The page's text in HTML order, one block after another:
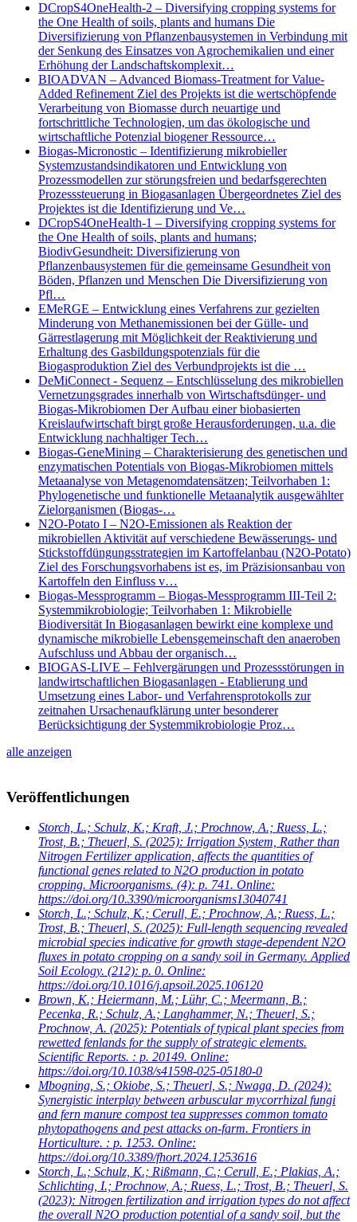
DCropS4OneHealth-2 – Diversifying cropping systems for
the One Health of soils, plants and humans Die
Diversifizierung von Pflanzenbausystemen in Verbindung mit
der Senkung des Einsatzes von Agrochemikalien und einer
Erhöhung der Landschaftskomplexit…
BIOADVAN – Advanced Biomass-Treatment for Value-
Added Refinement Ziel des Projekts ist die wertschöpfende
Verarbeitung von Biomasse durch neuartige und
fortschrittliche Technologien, um das ökologische und
wirtschaftliche Potenzial biogener Ressource…
Biogas-Micronostic – Identifizierung mikrobieller
Systemzustandsindikatoren und Entwicklung von
Prozessmodellen zur störungsfreien und bedarfsgerechten
Prozesssteuerung in Biogasanlagen Übergeordnetes Ziel des
Projektes ist die Identifizierung und Ve…
DCropS4OneHealth-1 – Diversifying cropping systems for
the One Health of soils, plants and humans;
BiodivGesundheit: Diversifizierung von
Pflanzenbausystemen für die gemeinsame Gesundheit von
Böden, Pflanzen und Menschen Die Diversifizierung von
Pfl…
EMeRGE – Entwicklung eines Verfahrens zur gezielten
Minderung von Methanemissionen bei der Gülle- und
Gärrestlagerung mit Möglichkeit der Reaktivierung und
Erhaltung des Gasbildungspotenzials für die
Biogasproduktion Ziel des Verbundprojekts ist die …
DeMiConnect - Sequenz – Entschlüsselung des mikrobiellen
Vernetzungsgrades innerhalb von Wirtschaftsdünger- und
Biogas-Mikrobiomen Der Aufbau einer biobasierten
Kreislaufwirtschaft birgt große Herausforderungen, u.a. die
Entwicklung nachhaltiger Tech…
Biogas-GeneMining – Charakterisierung des genetischen und
enzymatischen Potentials von Biogas-Mikrobiomen mittels
Metaanalyse von Metagenomdatensätzen; Teilvorhaben 1:
Phylogenetische und funktionelle Metaanalytik ausgewählter
Zielorganismen (Biogas-…
N2O-Potato I – N2O-Emissionen als Reaktion der
mikrobiellen Aktivität auf verschiedene Bewässerungs- und
Stickstoffdüngungsstrategien im Kartoffelanbau (N2O-Potato)
Ziel des Forschungsvorhabens ist es, im Präzisionsanbau von
Kartoffeln den Einfluss v…
Biogas-Messprogramm – Biogas-Messprogramm III-Teil 2:
Systemmikrobiologie; Teilvorhaben 1: Mikrobielle
Biodiversität In Biogasanlagen bewirkt eine komplexe und
dynamische mikrobielle Lebensgemeinschaft den anaeroben
Aufschluss und Abbau der organisch…
BIOGAS-LIVE – Fehlvergärungen und Prozessstörungen in
landwirtschaftlichen Biogasanlagen - Etablierung und
Umsetzung eines Labor- und Verfahrensprotokolls zur
zeitnahen Ursachenaufklärung unter besonderer
Berücksichtigung der Systemmikrobiologie Proz…
alle anzeigen
Veröffentlichungen
Storch, L.; Schulz, K.; Kraft, J.; Prochnow, A.; Ruess, L.;
Trost, B.; Theuerl, S. (2025): Irrigation System, Rather than
Nitrogen Fertilizer application, affects the quantities of
functional genes related to N2O production in potato
cropping. Microorganisms. (4): p. 741. Online:
https://doi.org/10.3390/microorganisms13040741
Storch, L.; Schulz, K.; Cerull, E.; Prochnow, A.; Ruess, L.;
Trost, B.; Theuerl, S. (2025): Full-length sequencing revealed
microbial species indicative for growth stage-dependent N2O
fluxes in potato cropping on a sandy soil in Germany. Applied
Soil Ecology. (212): p. 0. Online:
https://doi.org/10.1016/j.apsoil.2025.106120
Brown, K.; Heiermann, M.; Lühr, C.; Meermann, B.;
Pecenka, R.; Schulz, A.; Langhammer, N.; Theuerl, S.;
Prochnow, A. (2025): Potentials of typical plant species from
rewetted fenlands for the supply of strategic elements.
Scientific Reports. : p. 20149. Online:
https://doi.org/10.1038/s41598-025-05180-0
Mbogning, S.; Okiobe, S.; Theuerl, S.; Nwaga, D. (2024):
Synergistic interplay between arbuscular mycorrhizal fungi
and fern manure compost tea suppresses common tomato
phytopathogens and pest attacks on-farm. Frontiers in
Horticulture. : p. 1253. Online:
https://doi.org/10.3389/fhort.2024.1253616
Storch, L.; Schulz, K.; Rißmann, C.; Cerull, E.; Plakias, A.;
Schlichting, I.; Prochnow, A.; Ruess, L.; Trost, B.; Theuerl, S.
(2023): Nitrogen fertilization and irrigation types do not affect
the overall N2O production potential of a sandy soil, but the